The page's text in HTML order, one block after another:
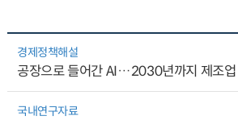
경제정책해설
공장으로 들어간 AI…2030년까지 제조업
국내연구자료